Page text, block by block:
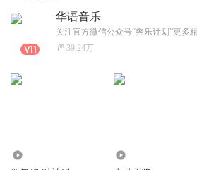
华语音乐
39.24万